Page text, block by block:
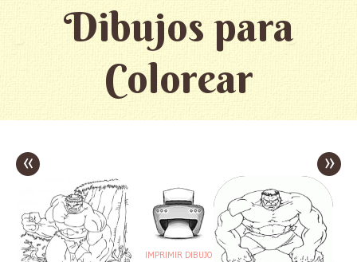
Dibujos para
Colorear
«
IMPRIMIR DIBUJO
»